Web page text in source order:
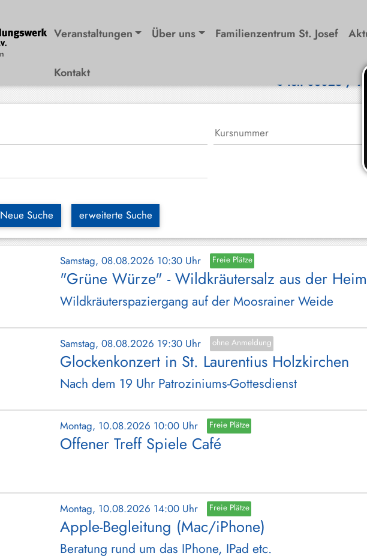
Veranstaltungen Über uns Familienzentrum St. Josef
Kontakt
Tel. 08025 /
Neue Suche erweiterte Suche
Samstag, 08.08.2026 10:30 Uhr Freie Plätze
"Grüne Würze" - Wildkräutersalz aus der
Wildkräuterspaziergang auf der Moosrainer Weide
Samstag, 08.08.2026 19:30 Uhr ohne Anmeldung
Glockenkonzert in St. Laurentius Holzkirchen
Nach dem 19 Uhr Patroziniums-Gottesdienst
Montag, 10.08.2026 10:00 Uhr Freie Plätze
Offener Treff Spiele Café
Montag, 10.08.2026 14:00 Uhr Freie Plätze
Apple-Begleitung (Mac/iPhone)
Beratung rund um das IPhone, IPad etc.